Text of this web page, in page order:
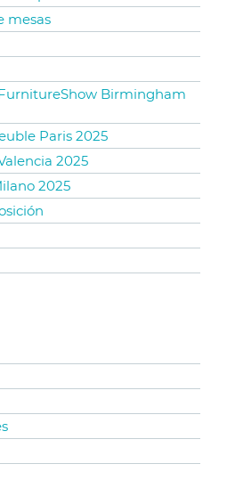
mesas
Birmingham
Paris 2025
2025
2025